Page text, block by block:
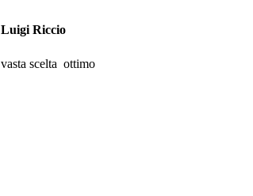
Luigi Riccio
vasta scelta ottimo